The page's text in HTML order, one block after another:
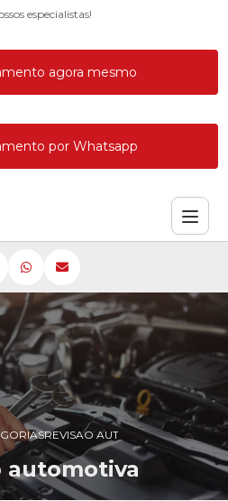
especialistas!
agora mesmo
por Whatsapp
REVISAO AUTOMOTIVA
automotiva